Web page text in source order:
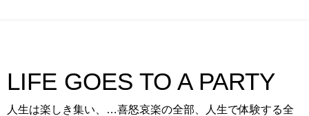
LIFE GOES TO A PARTY
人生は楽しき集い、…喜怒哀楽の全部、人生で体験する全